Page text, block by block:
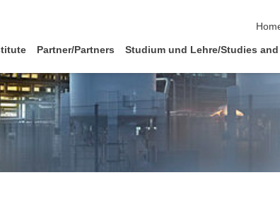
Partner/Partners Studium und Lehre/Studies